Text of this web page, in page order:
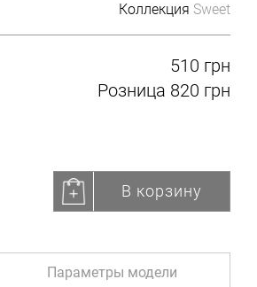
Коллекция Sweet
510 грн
Розница 820 грн
В корзину
Параметры модели